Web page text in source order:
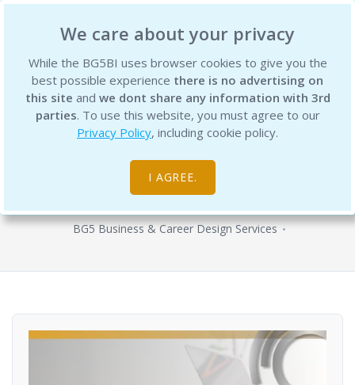
We care about your privacy
While the BG5BI uses browser cookies to give you the
best possible experience there is no advertising on
this site and we dont share any information with 3rd
parties. To use this website, you must agree to our
Privacy Policy, including cookie policy.
I AGREE.
BG5 Business Institute
BG5 Career Strategy Session - BG5 职
涯策略会议 - 雪艳 Xueyan (Rebecca) 赵
Zhao
BG5 Business & Career Design Services